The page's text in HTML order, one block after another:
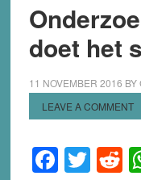
doet het
11 NOVEMBER 2016 BY
LEAVE A COMMENT